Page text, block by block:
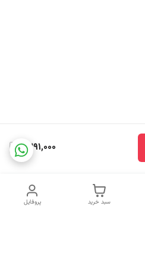
1,391,000
پروفایل سبد خرید